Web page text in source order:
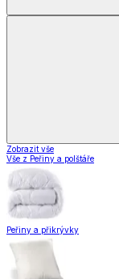
Zobrazit vše
Vše z Peřiny a polštáře
Peřiny a přikrývky